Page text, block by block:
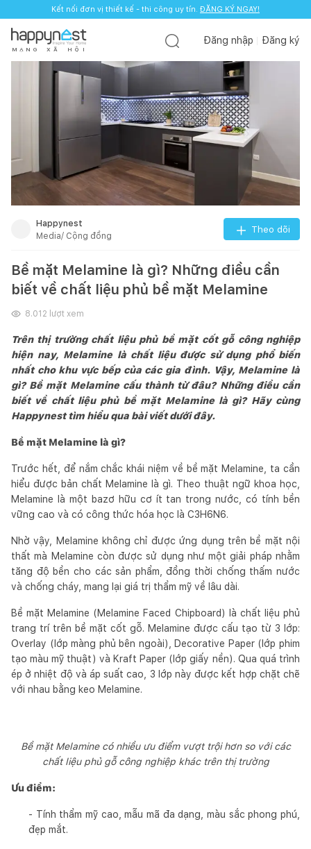
Kết nối đơn vị thiết kế - thi công uy tín. ĐĂNG KÝ NGAY!
M Ạ N G X Ã H Ộ I
Đăng nhập Đăng ký
Happynest
Media/ Cộng đồng
Theo dõi
Bề mặt Melamine là gì? Những điều cần
biết về chất liệu phủ bề mặt Melamine
8.012 lượt xem
Trên thị trường chất liệu phủ bề mặt cốt gỗ công nghiệp
hiện nay, Melamine là chất liệu được sử dụng phổ biến
nhất cho khu vực bếp của các gia đình. Vậy, Melamine là
gì? Bề mặt Melamine cấu thành từ đâu? Những điều cần
biết về chất liệu phủ bề mặt Melamine là gì? Hãy cùng
Happynest tìm hiểu qua bài viết dưới đây.
Bề mặt Melamine là gì?
Trước hết, để nắm chắc khái niệm về bề mặt Melamine, ta cần
hiểu được bản chất Melamine là gì. Theo thuật ngữ khoa học,
Melamine là một bazơ hữu cơ ít tan trong nước, có tính bền
vững cao và có công thức hóa học là C3H6N6.
Nhờ vậy, Melamine không chỉ được ứng dụng trên bề mặt nội
thất mà Melamine còn được sử dụng như một giải pháp nhằm
tăng độ bền cho các sản phẩm, đồng thời chống thấm nước
và chống cháy, mang lại giá trị thẩm mỹ về lâu dài.
Bề mặt Melamine (Melamine Faced Chipboard) là chất liệu phủ
trang trí trên bề mặt cốt gỗ. Melamine được cấu tạo từ 3 lớp:
Overlay (lớp màng phủ bên ngoài), Decorative Paper (lớp phim
tạo màu mỹ thuật) và Kraft Paper (lớp giấy nền). Qua quá trình
ép ở nhiệt độ và áp suất cao, 3 lớp này được kết hợp chặt chẽ
với nhau bằng keo Melamine.
Bề mặt Melamine có nhiều ưu điểm vượt trội hơn so với các
chất liệu phủ gỗ công nghiệp khác trên thị trường
Ưu điểm:
- Tính thẩm mỹ cao, mẫu mã đa dạng, màu sắc phong phú,
đẹp mắt.